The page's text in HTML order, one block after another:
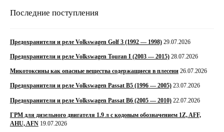
Последние поступления
Предохранители и реле Volkswagen Golf 3 (1992 — 1998) 29.07.2026
Предохранители и реле Volkswagen Touran I (2003 — 2015) 28.07.2026
Микотоксины как опасные вещества содержащиеся в плесени 26.07.2026
Предохранители и реле Volkswagen Passat B5 (1996 — 2005) 23.07.2026
Предохранители и реле Volkswagen Passat B6 (2005 — 2010) 22.07.2026
ГРМ для дизельного двигателя 1.9 л с кодовым обозначением 1Z, AFF,
AHU, AFN 19.07.2026